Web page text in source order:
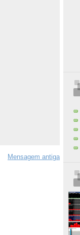
Mensagem antiga